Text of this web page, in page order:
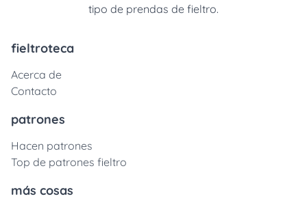
tipo de prendas de fieltro.
fieltroteca
Acerca de
Contacto
patrones
Hacen patrones
Top de patrones fieltro
más cosas